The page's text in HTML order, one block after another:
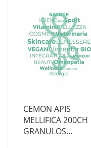
CEMON APIS
MELLIFICA 200CH
GRANULOS